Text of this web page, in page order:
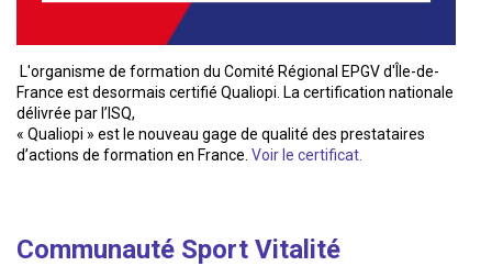
L'organisme de formation du Comité Régional EPGV d'Île-de-
France est desormais certifié Qualiopi. La certification nationale
délivrée par l’ISQ,
« Qualiopi » est le nouveau gage de qualité des prestataires
d’actions de formation en France. Voir le certificat.
Communauté Sport Vitalité